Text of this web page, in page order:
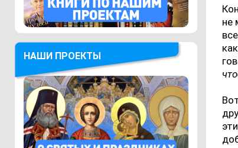
НАШИ ПРОЕКТЫ
не